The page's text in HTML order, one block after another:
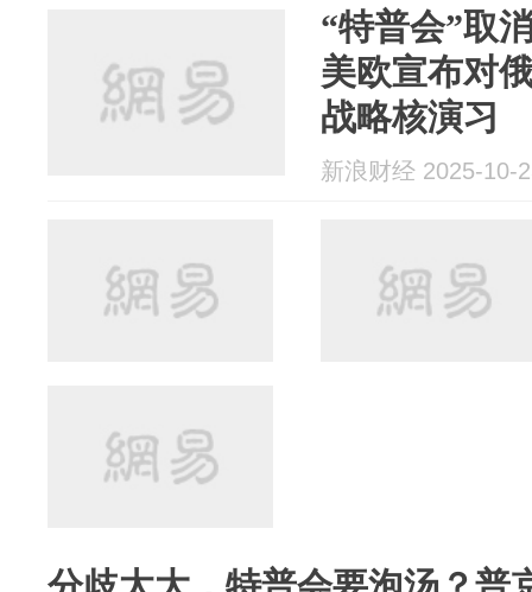
“特普会”取
美欧宣布对
战略核演习
新浪财经 2025-10-